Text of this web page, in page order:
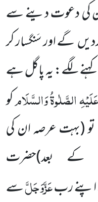
کی دعوت دینے سے
گے اور سَنگسار کر
لگے: یہ پاگل ہے
عَلَیْہِالصَّلٰوۃُوَالسَّلَامکو
تو(بہت عرصہ ان کی
کے بعد)حضرت
ربعَزَّوَجَلَّسے